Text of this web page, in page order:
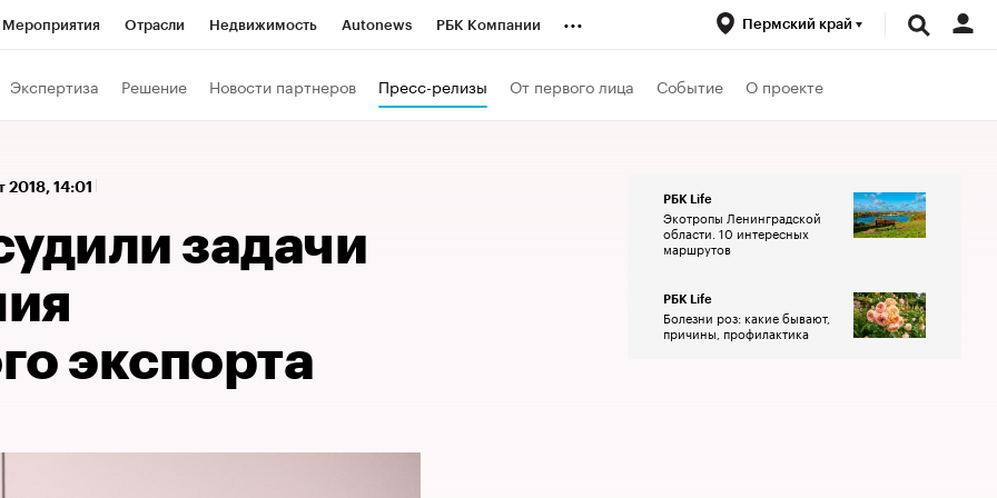
Мероприятия Отрасли Недвижимость Autonews РБК Компании ... Пермский край
Экспертиза Решение Новости партнеров Пресс-релизы От первого лица Событие О проекте
2018, 14:01
задачи
экспорта
РБК Life
Экотропы Ленинградской
области. 10 интересных
маршрутов
РБК Life
Болезни роз: какие бывают,
причины, профилактика